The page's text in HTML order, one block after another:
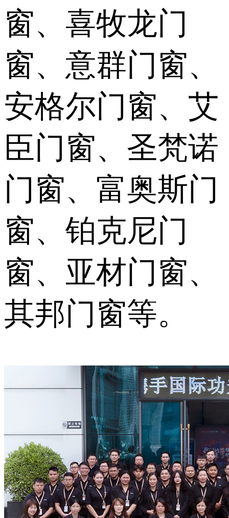
窗、喜牧龙门
窗、意群门窗、
安格尔门窗、艾
臣门窗、圣梵诺
门窗、富奥斯门
窗、铂克尼门
窗、亚材门窗、
其邦门窗等。